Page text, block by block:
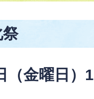
（金曜日）